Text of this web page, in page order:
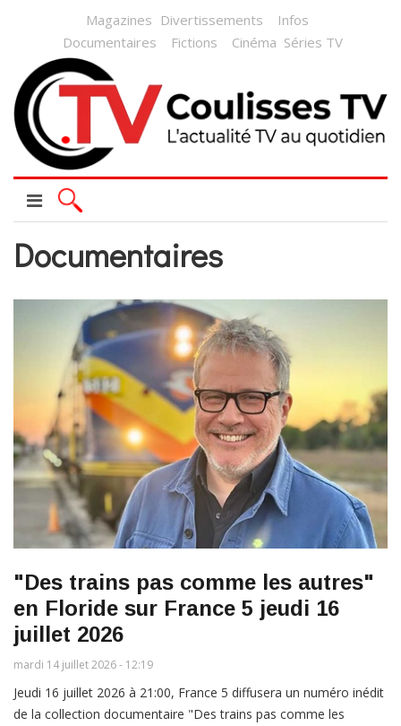
Magazines Divertissements
Infos
Documentaires
Fictions Cinéma Séries TV
Documentaires
"Des trains pas comme les autres"
en Floride sur France 5 jeudi 16
juillet 2026
mardi 14 juillet 2026 - 12:19
Jeudi 16 juillet 2026 à 21:00, France 5 diffusera un numéro inédit
de la collection documentaire "Des trains pas comme les